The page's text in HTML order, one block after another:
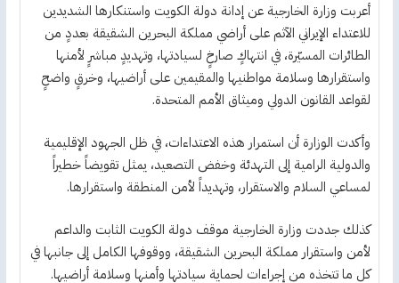
أعربت وزارة الخارجية عن إدانة دولة الكويت واستنكارها الشديدين
للاعتداء الإيراني الآثم على أراضي مملكة البحرين الشقيقة بعددٍ من
الطائرات المسيّرة، في انتهاكٍ صارخٍ لسيادتها، وتهديدٍ مباشرٍ لأمنها
واستقرارها وسلامة مواطنيها والمقيمين على أراضيها، وخرقٍ واضحٍ
لقواعد القانون الدولي وميثاق الأمم المتحدة.
وأكدت الوزارة أن استمرار هذه الاعتداءات، في ظل الجهود الإقليمية
والدولية الرامية إلى التهدئة وخفض التصعيد، يمثل تقويضاً خطيراً
لمساعي السلام والاستقرار، وتهديداً لأمن المنطقة واستقرارها.
كذلك جددت وزارة الخارجية موقف دولة الكويت الثابت والداعم
لأمن واستقرار مملكة البحرين الشقيقة، ووقوفها الكامل إلى جانبها في
كل ما تتخذه من إجراءات لحماية سيادتها وأمنها وسلامة أراضيها.